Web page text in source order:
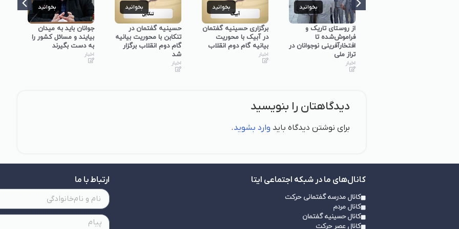
بخوانید
از روستای تاریک و
فراموش‌شده تا
افتخارآفرینی نوجوانان در
تراز ملی
اخبار
بخوانید
برگزاری حسینیه گفتمان
در آبیک با محوریت
بیانیه گام دوم انقلاب
اخبار
بخوانید
حسینیه گفتمان در
تنکابن با محوریت بیانیه
گام دوم انقلاب برگزار
شد
اخبار
بخوانید
جوانان باید به میدان
بیایند و مسائل کشور را
به دست بگیرند
اخبار
دیدگاهتان را بنویسید
برای نوشتن دیدگاه باید وارد بشوید.
ارتباط با ما کانال‌های ما در شبکه اجتماعی ایتا
کانال مدرسه گفتمانی حرکت
کانال مردم
کانال حسینیه گفتمان
کانال عصر حرکت